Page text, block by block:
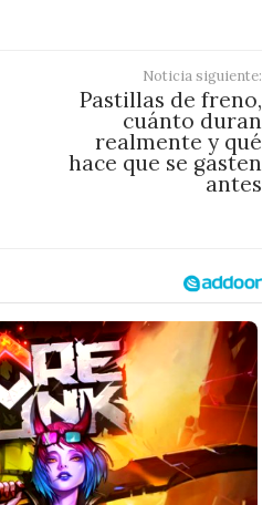
Noticia siguiente:
Pastillas de freno,
cuánto duran
realmente y qué
hace que se gasten
antes